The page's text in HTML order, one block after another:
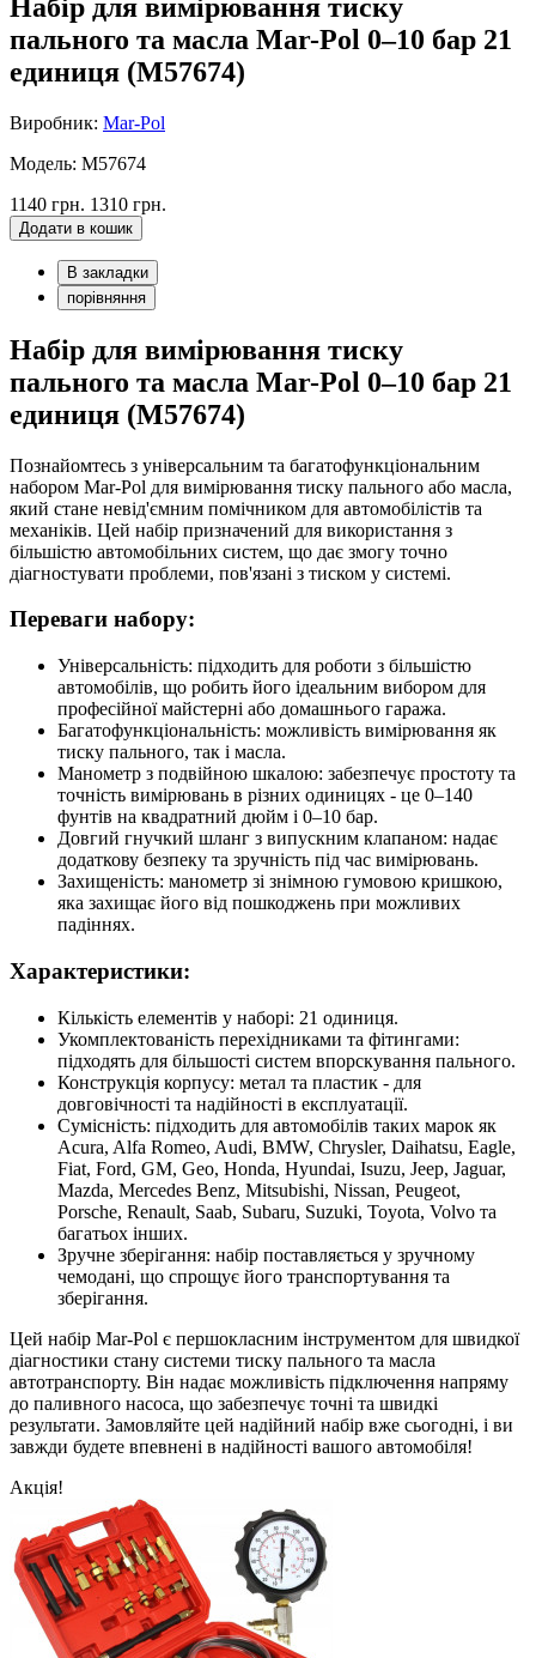
Набір для вимірювання тиску
пального та масла Mar-Pol 0–10 бар 21
единиця (M57674)
Виробник: Mar-Pol
Модель: M57674
1140 грн. 1310 грн.
Додати в кошик
В закладки
порівняння
Набір для вимірювання тиску
пального та масла Mar-Pol 0–10 бар 21
единиця (M57674)
Познайомтесь з універсальним та багатофункціональним
набором Mar-Pol для вимірювання тиску пального або масла,
який стане невід'ємним помічником для автомобілістів та
механіків. Цей набір призначений для використання з
більшістю автомобільних систем, що дає змогу точно
діагностувати проблеми, пов'язані з тиском у системі.
Переваги набору:
Універсальність: підходить для роботи з більшістю
автомобілів, що робить його ідеальним вибором для
професійної майстерні або домашнього гаража.
Багатофункціональність: можливість вимірювання як
тиску пального, так і масла.
Манометр з подвійною шкалою: забезпечує простоту та
точність вимірювань в різних одиницях - це 0–140
фунтів на квадратний дюйм і 0–10 бар.
Довгий гнучкий шланг з випускним клапаном: надає
додаткову безпеку та зручність під час вимірювань.
Захищеність: манометр зі знімною гумовою кришкою,
яка захищає його від пошкоджень при можливих
падіннях.
Характеристики:
Кількість елементів у наборі: 21 одиниця.
Укомплектованість перехідниками та фітингами:
підходять для більшості систем впорскування пального.
Конструкція корпусу: метал та пластик - для
довговічності та надійності в експлуатації.
Сумісність: підходить для автомобілів таких марок як
Acura, Alfa Romeo, Audi, BMW, Chrysler, Daihatsu, Eagle,
Fiat, Ford, GM, Geo, Honda, Hyundai, Isuzu, Jeep, Jaguar,
Mazda, Mercedes Benz, Mitsubishi, Nissan, Peugeot,
Porsche, Renault, Saab, Subaru, Suzuki, Toyota, Volvo та
багатьох інших.
Зручне зберігання: набір поставляється у зручному
чемодані, що спрощує його транспортування та
зберігання.
Цей набір Mar-Pol є першокласним інструментом для швидкої
діагностики стану системи тиску пального та масла
автотранспорту. Він надає можливість підключення напряму
до паливного насоса, що забезпечує точні та швидкі
результати. Замовляйте цей надійний набір вже сьогодні, і ви
завжди будете впевнені в надійності вашого автомобіля!
Акція!